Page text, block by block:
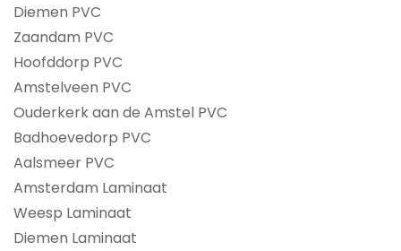
Diemen PVC
Zaandam PVC
Hoofddorp PVC
Amstelveen PVC
Ouderkerk aan de Amstel PVC
Badhoevedorp PVC
Aalsmeer PVC
Amsterdam Laminaat
Weesp Laminaat
Diemen Laminaat